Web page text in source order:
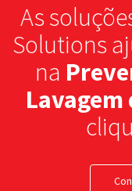
As
Solutions
na